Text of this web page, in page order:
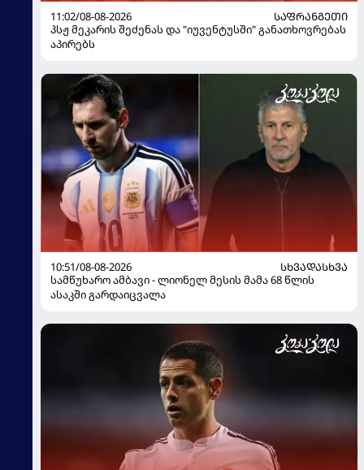
11:02/08-08-2026
ᲡᲐᲤᲠᲐᲜᲒᲔᲗᲘ
პსჟ მეკარის შეძენას და "იუვენტუსში" განათხოვრებას
აპირებს
10:51/08-08-2026
ᲡᲮᲕᲐᲓᲐᲡᲮᲕᲐ
სამწუხარო ამბავი - ლიონელ მესის მამა 68 წლის
ასაკში გარდაიცვალა